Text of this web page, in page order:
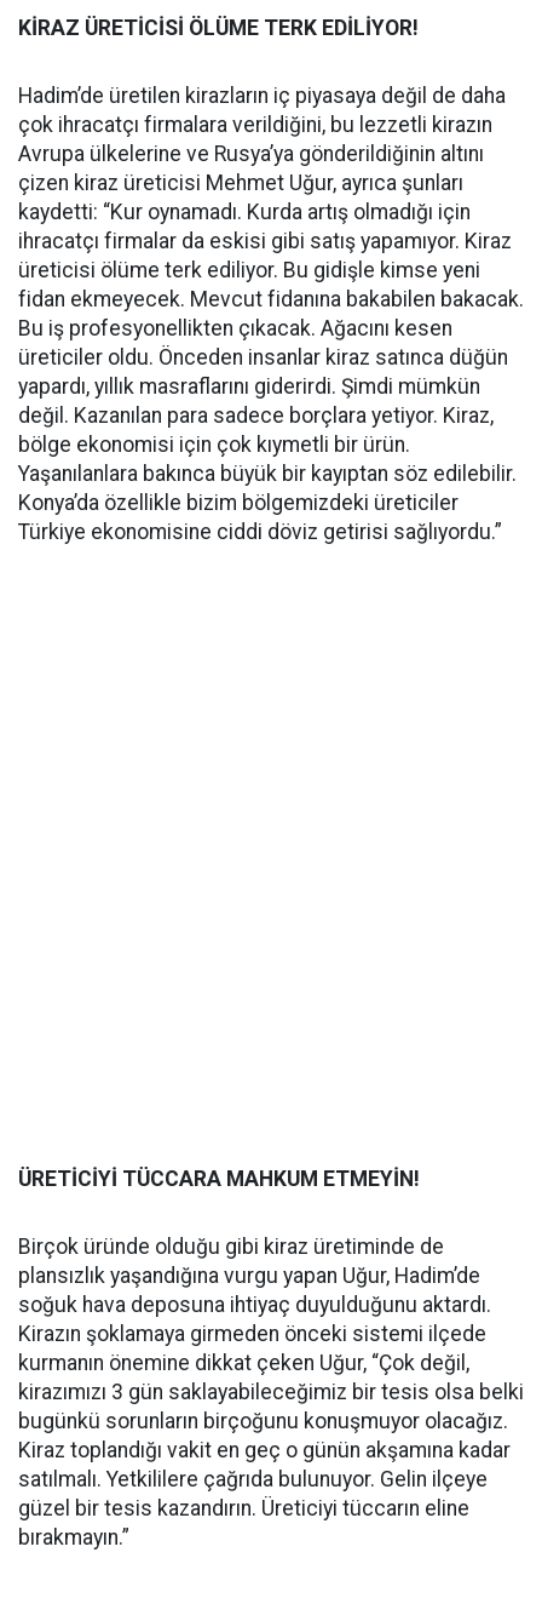
KİRAZ ÜRETİCİSİ ÖLÜME TERK EDİLİYOR!
Hadim’de üretilen kirazların iç piyasaya değil de daha
çok ihracatçı firmalara verildiğini, bu lezzetli kirazın
Avrupa ülkelerine ve Rusya’ya gönderildiğinin altını
çizen kiraz üreticisi Mehmet Uğur, ayrıca şunları
kaydetti: “Kur oynamadı. Kurda artış olmadığı için
ihracatçı firmalar da eskisi gibi satış yapamıyor. Kiraz
üreticisi ölüme terk ediliyor. Bu gidişle kimse yeni
fidan ekmeyecek. Mevcut fidanına bakabilen bakacak.
Bu iş profesyonellikten çıkacak. Ağacını kesen
üreticiler oldu. Önceden insanlar kiraz satınca düğün
yapardı, yıllık masraflarını giderirdi. Şimdi mümkün
değil. Kazanılan para sadece borçlara yetiyor. Kiraz,
bölge ekonomisi için çok kıymetli bir ürün.
Yaşanılanlara bakınca büyük bir kayıptan söz edilebilir.
Konya’da özellikle bizim bölgemizdeki üreticiler
Türkiye ekonomisine ciddi döviz getirisi sağlıyordu.”
ÜRETİCİYİ TÜCCARA MAHKUM ETMEYİN!
Birçok üründe olduğu gibi kiraz üretiminde de
plansızlık yaşandığına vurgu yapan Uğur, Hadim’de
soğuk hava deposuna ihtiyaç duyulduğunu aktardı.
Kirazın şoklamaya girmeden önceki sistemi ilçede
kurmanın önemine dikkat çeken Uğur, “Çok değil,
kirazımızı 3 gün saklayabileceğimiz bir tesis olsa belki
bugünkü sorunların birçoğunu konuşmuyor olacağız.
Kiraz toplandığı vakit en geç o günün akşamına kadar
satılmalı. Yetkililere çağrıda bulunuyor. Gelin ilçeye
güzel bir tesis kazandırın. Üreticiyi tüccarın eline
bırakmayın.”